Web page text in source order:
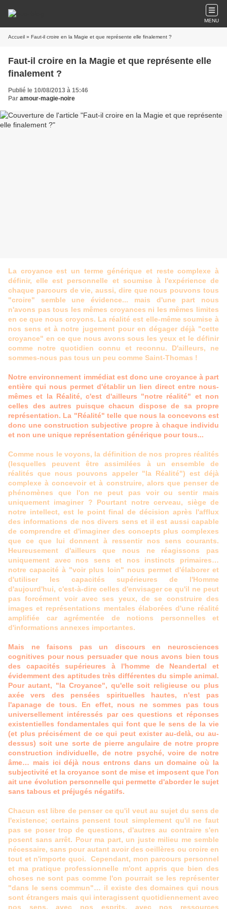
MENU
Accueil » Faut-il croire en la Magie et que représente elle finalement ?
Faut-il croire en la Magie et que représente elle
finalement ?
Publié le 10/08/2013 à 15:46
Par amour-magie-noire
La croyance est un terme générique et reste complexe à
définir, elle est personnelle et soumise à l'expérience de
chaque parcours de vie, aussi, dire que nous pouvons tous
"croire" semble une évidence... mais d'une part nous
n'avons pas tous les mêmes croyances ni les mêmes limites
en ce que nous croyons. La réalité est elle-même soumise à
nos sens et à notre jugement pour en dégager déjà "cette
croyance" en ce que nous avons sous les yeux et le définir
comme notre quotidien connu et reconnu. D'ailleurs, ne
sommes-nous pas tous un peu comme Saint-Thomas !
Notre environnement immédiat est donc une croyance à part
entière qui nous permet d'établir un lien direct entre nous-
mêmes et la Réalité, c'est d'ailleurs "notre réalité" et non
celles des autres puisque chacun dispose de sa propre
représentation. La "Réalité" telle que nous la concevons est
donc une construction subjective propre à chaque individu
et non une unique représentation générique pour tous...
Comme nous le voyons, la définition de nos propres réalités
(lesquelles peuvent être assimilées à un ensemble de
réalités que nous pouvons appeler "la Réalité") est déjà
complexe à concevoir et à construire, alors que penser de
phénomènes que l'on ne peut pas voir ou sentir mais
uniquement imaginer ? Pourtant notre cerveau, siège de
notre intellect, est le point final de décision après l'afflux
des informations de nos divers sens et il est aussi capable
de comprendre et d'imaginer des concepts plus complexes
que ce que lui donnent à ressentir nos sens courants.
Heureusement d'ailleurs que nous ne réagissons pas
uniquement avec nos sens et nos instincts primaires…
notre capacité à "voir plus loin" nous permet d'élaborer et
d'utiliser les capacités supérieures de l'Homme
d'aujourd'hui, c'est-à-dire celles d'envisager ce qu'il ne peut
pas forcément voir avec ses yeux, de se construire des
images et représentations mentales élaborées d'une réalité
amplifiée car agrémentée de notions personnelles et
d'informations annexes importantes.
Mais ne faisons pas un discours en neurosciences
cognitives pour nous persuader que nous avons bien tous
des capacités supérieures à l'homme de Neandertal et
évidemment des aptitudes très différentes du simple animal.
Pour autant, "la Croyance", qu'elle soit religieuse ou plus
axée vers des pensées spirituelles hautes, n'est pas
l'apanage de tous. En effet, nous ne sommes pas tous
universellement intéressés par ces questions et réponses
existentielles fondamentales qui font que le sens de la vie
(et plus précisément de ce qui peut exister au-delà, ou au-
dessus) soit une sorte de pierre angulaire de notre propre
construction individuelle, de notre psyché, voire de notre
âme… mais ici déjà nous entrons dans un domaine où la
subjectivité et la croyance sont de mise et imposent que l'on
ait une évolution personnelle qui permette d'aborder le sujet
sans tabous et préjugés négatifs.
Chacun est libre de penser ce qu'il veut au sujet du sens de
l'existence; certains pensent tout simplement qu'il ne faut
pas se poser trop de questions, d'autres au contraire s'en
posent sans arrêt. Pour ma part, un juste milieu me semble
nécessaire, sans pour autant avoir des oeillères ou croire en
tout et n'importe quoi. Cependant, mon parcours personnel
et ma pratique professionnelle m'ont appris que bien des
choses ne sont pas comme l'on pourrait se les représenter
"dans le sens commun"… il existe des domaines qui nous
sont étrangers mais qui interagissent quotidiennement avec
nos sens, avec nos esprits, avec nos ressources